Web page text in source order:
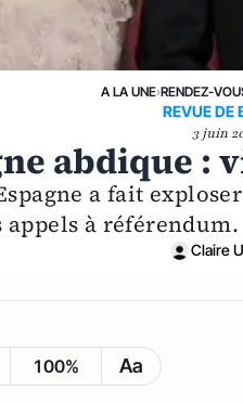
A LA UNE›RENDEZ-
REVUE DE
3 juin
abdique :
a fait
à référendum.
Claire
100% Aa